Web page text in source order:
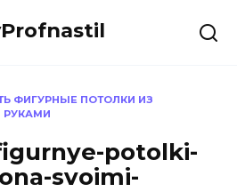
ФИГУРНЫЕ ПОТОЛКИ ИЗ
РУКАМИ
potolki-
svoimi-